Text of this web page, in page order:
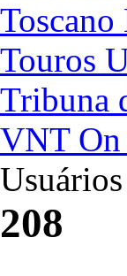
Toscano
Touros
Tribuna
VNT
208